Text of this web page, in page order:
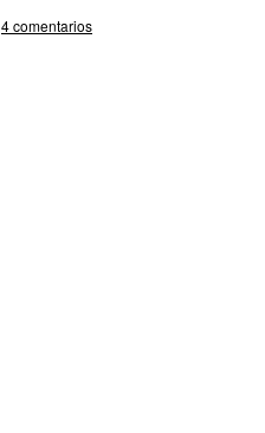
4 comentarios